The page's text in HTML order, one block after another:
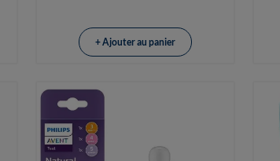
+ Ajouter au panier